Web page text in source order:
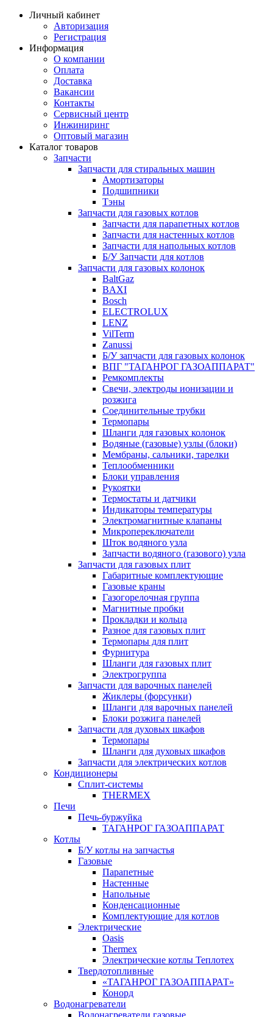
Личный кабинет
Авторизация
Регистрация
Информация
О компании
Оплата
Доставка
Вакансии
Контакты
Сервисный центр
Инжиниринг
Оптовый магазин
Каталог товаров
Запчасти
Запчасти для стиральных машин
Амортизаторы
Подшипники
Тэны
Запчасти для газовых котлов
Запчасти для парапетных котлов
Запчасти для настенных котлов
Запчасти для напольных котлов
Б/У Запчасти для котлов
Запчасти для газовых колонок
BaltGaz
BAXI
Bosch
ELECTROLUX
LENZ
VilTerm
Zanussi
Б/У запчасти для газовых колонок
ВПГ "ТАГАНРОГ ГАЗОАППАРАТ"
Ремкомплекты
Свечи, электроды ионизации и
розжига
Соединительные трубки
Термопары
Шланги для газовых колонок
Водяные (газовые) узлы (блоки)
Мембраны, сальники, тарелки
Теплообменники
Блоки управления
Рукоятки
Термостаты и датчики
Индикаторы температуры
Электромагнитные клапаны
Микропереключатели
Шток водяного узла
Запчасти водяного (газового) узла
Запчасти для газовых плит
Габаритные комплектующие
Газовые краны
Газогорелочная группа
Магнитные пробки
Прокладки и кольца
Разное для газовых плит
Термопары для плит
Фурнитура
Шланги для газовых плит
Электрогруппа
Запчасти для варочных панелей
Жиклеры (форсунки)
Шланги для варочных панелей
Блоки розжига панелей
Запчасти для духовых шкафов
Термопары
Шланги для духовых шкафов
Запчасти для электрических котлов
Кондиционеры
Сплит-системы
THERMEX
Печи
Печь-буржуйка
ТАГАНРОГ ГАЗОАППАРАТ
Котлы
Б/У котлы на запчастья
Газовые
Парапетные
Настенные
Напольные
Конденсационные
Комплектующие для котлов
Электрические
Oasis
Thermex
Электрические котлы Теплотех
Твердотопливные
«ТАГАНРОГ ГАЗОАППАРАТ»
Конорд
Водонагреватели
Водонагреватели газовые